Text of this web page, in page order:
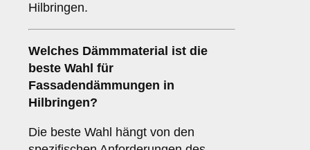
Hilbringen.
Welches Dämmmaterial ist die
beste Wahl für
Fassadendämmungen in
Hilbringen?
Die beste Wahl hängt von den